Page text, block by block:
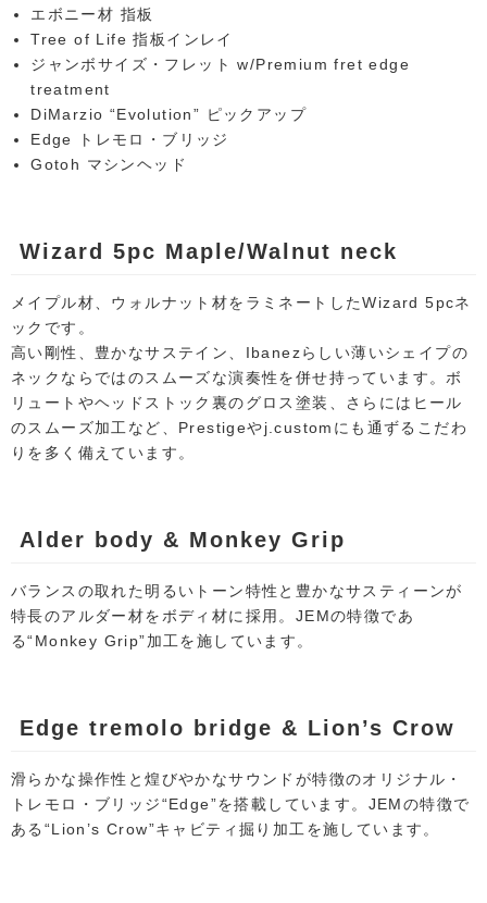
エボニー材 指板
Tree of Life 指板インレイ
ジャンボサイズ・フレット w/Premium fret edge
treatment
DiMarzio “Evolution” ピックアップ
Edge トレモロ・ブリッジ
Gotoh マシンヘッド
Wizard 5pc Maple/Walnut neck
メイプル材、ウォルナット材をラミネートしたWizard 5pcネ
ックです。
高い剛性、豊かなサステイン、Ibanezらしい薄いシェイプの
ネックならではのスムーズな演奏性を併せ持っています。ボ
リュートやヘッドストック裏のグロス塗装、さらにはヒール
のスムーズ加工など、Prestigeやj.customにも通ずるこだわ
りを多く備えています。
Alder body & Monkey Grip
バランスの取れた明るいトーン特性と豊かなサスティーンが
特長のアルダー材をボディ材に採用。JEMの特徴であ
る“Monkey Grip”加工を施しています。
Edge tremolo bridge & Lion’s Crow
滑らかな操作性と煌びやかなサウンドが特徴のオリジナル・
トレモロ・ブリッジ“Edge”を搭載しています。JEMの特徴で
ある“Lion’s Crow”キャビティ掘り加工を施しています。